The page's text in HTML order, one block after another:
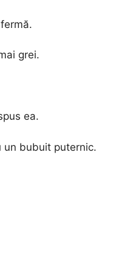
grei.
ea.
un bubuit puternic.